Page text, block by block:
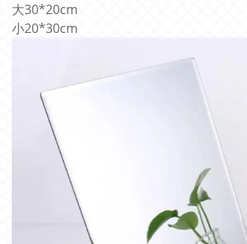
大30*20cm
小20*30cm